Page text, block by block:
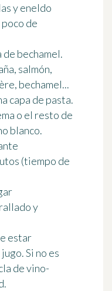
y eneldo
de
de bechamel.
salmón,
bechamel...
capa de pasta.
o el resto de
blanco.
(tiempo de
y
estar
Si no es
de vino-